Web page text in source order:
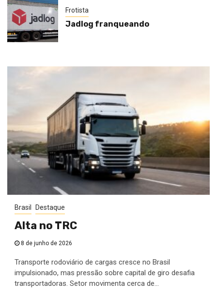
Frotista
Jadlog franqueando
Brasil Destaque
Alta no TRC
8 de junho de 2026
Transporte rodoviário de cargas cresce no Brasil
impulsionado, mas pressão sobre capital de giro desafia
transportadoras. Setor movimenta cerca de...